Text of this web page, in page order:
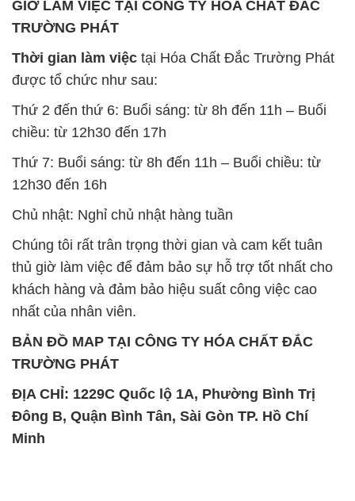
GIỜ LÀM VIỆC TẠI CÔNG TY HÓA CHẤT ĐẮC
TRƯỜNG PHÁT
Thời gian làm việc tại Hóa Chất Đắc Trường Phát
được tổ chức như sau:
Thứ 2 đến thứ 6: Buổi sáng: từ 8h đến 11h – Buổi
chiều: từ 12h30 đến 17h
Thứ 7: Buổi sáng: từ 8h đến 11h – Buổi chiều: từ
12h30 đến 16h
Chủ nhật: Nghỉ chủ nhật hàng tuần
Chúng tôi rất trân trọng thời gian và cam kết tuân
thủ giờ làm việc để đảm bảo sự hỗ trợ tốt nhất cho
khách hàng và đảm bảo hiệu suất công việc cao
nhất của nhân viên.
BẢN ĐỒ MAP TẠI CÔNG TY HÓA CHẤT ĐẮC
TRƯỜNG PHÁT
ĐỊA CHỈ: 1229C Quốc lộ 1A, Phường Bình Trị
Đông B, Quận Bình Tân, Sài Gòn TP. Hồ Chí
Minh